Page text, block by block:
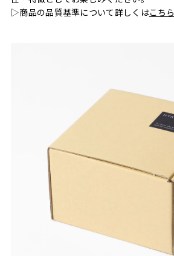
▷商品の品質基準について詳しくはこちら